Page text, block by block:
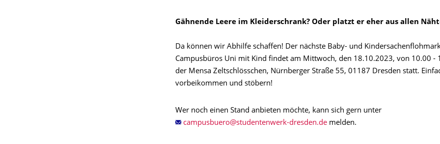
Gähnende Leere im Kleiderschrank? Oder platzt er eher aus allen
Da können wir Abhilfe schaffen! Der nächste Baby- und
Campusbüros Uni mit Kind findet am Mittwoch, den 18.10.2023, von 10.00 -
der Mensa Zeltschlösschen, Nürnberger Straße 55, 01187 Dresden statt.
vorbeikommen und stöbern!
Wer noch einen Stand anbieten möchte, kann sich gern unter
melden.